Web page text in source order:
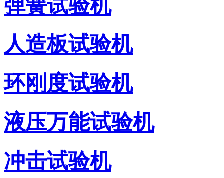
弹簧试验机
人造板试验机
环刚度试验机
液压万能试验机
冲击试验机